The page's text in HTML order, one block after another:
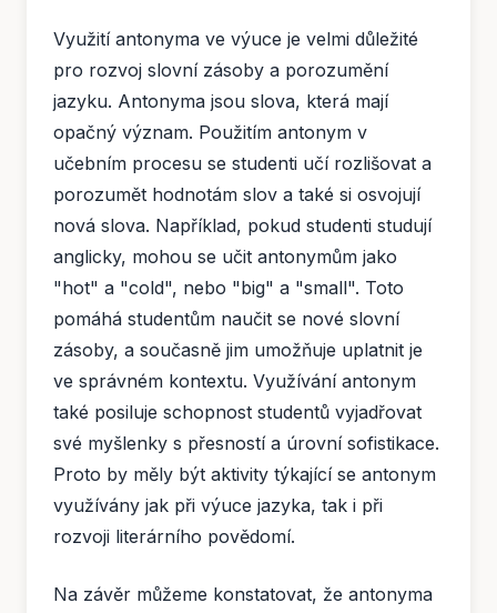
Využití antonyma ve výuce je velmi důležité
pro rozvoj slovní zásoby a porozumění
jazyku. Antonyma jsou slova, která mají
opačný význam. Použitím antonym v
učebním procesu se studenti učí rozlišovat a
porozumět hodnotám slov a také si osvojují
nová slova. Například, pokud studenti studují
anglicky, mohou se učit antonymům jako
"hot" a "cold", nebo "big" a "small". Toto
pomáhá studentům naučit se nové slovní
zásoby, a současně jim umožňuje uplatnit je
ve správném kontextu. Využívání antonym
také posiluje schopnost studentů vyjadřovat
své myšlenky s přesností a úrovní sofistikace.
Proto by měly být aktivity týkající se antonym
využívány jak při výuce jazyka, tak i při
rozvoji literárního povědomí.
Na závěr můžeme konstatovat, že antonyma